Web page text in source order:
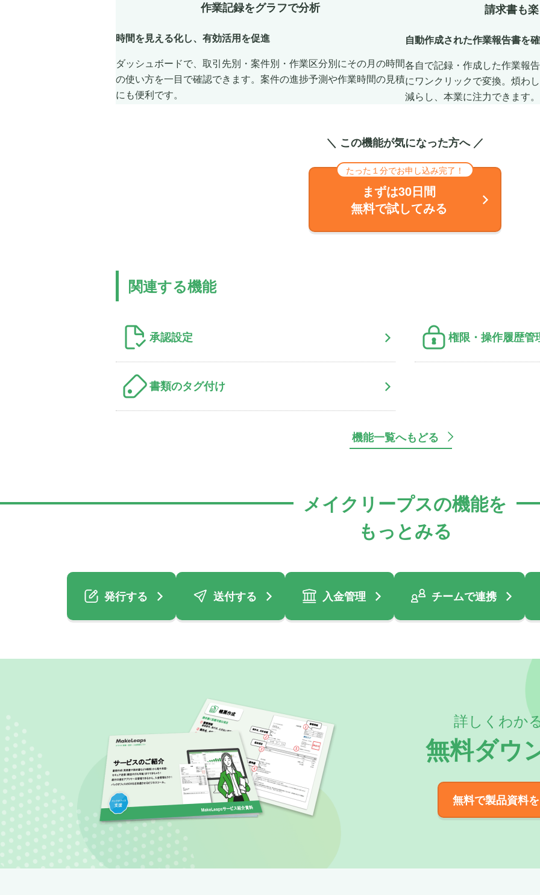
作業記録をグラフで分析
時間を見える化し、有効活用を促進
ダッシュボードで、取引先別・案件別・作業区分別にその月の時間
の使い方を一目で確認できます。案件の進捗予測や作業時間の見積
にも便利です。
請求書も
自動作成された作業報告書を
各自で記録・作成した作業報
にワンクリックで変換。煩わ
減らし、本業に注力できます。
＼ この機能が気になった方へ ／
たった１分でお申し込み完了！
まずは30日間
無料で試してみる
関連する機能
承認設定 権限・操作履歴管
書類のタグ付け
機能一覧へもどる
メイクリープスの機能を
もっとみる
発行する 送付する 入金管理 チームで連携
詳しくわか
無料ダウ
無料で製品資料